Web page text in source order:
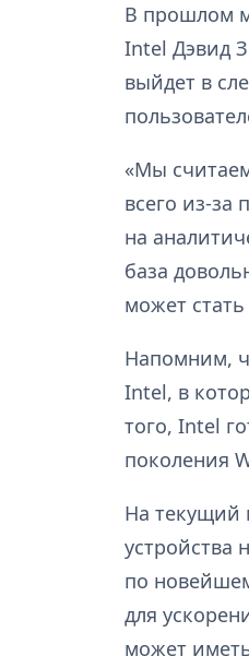
В прошлом
Intel Дэвид
выйдет в
«Мы
всего из-за
на
база
может
Напомним,
Intel, в
того, Intel
поколения
На текущий
устройства
по
для
может